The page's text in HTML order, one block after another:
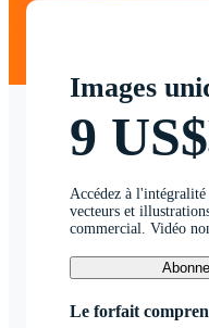
Images
9 US$
Accédez à
vecteurs et
commercial. Vidéo
Le forfait